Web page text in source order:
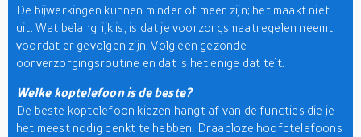
De bijwerkingen kunnen minder of meer zijn; het maakt niet
uit. Wat belangrijk is, is dat je voorzorgsmaatregelen neemt
voordat er gevolgen zijn. Volg een gezonde
oorverzorgingsroutine en dat is het enige dat telt.
Welke koptelefoon is de beste?
De beste koptelefoon kiezen hangt af van de functies die je
het meest nodig denkt te hebben. Draadloze hoofdtelefoons